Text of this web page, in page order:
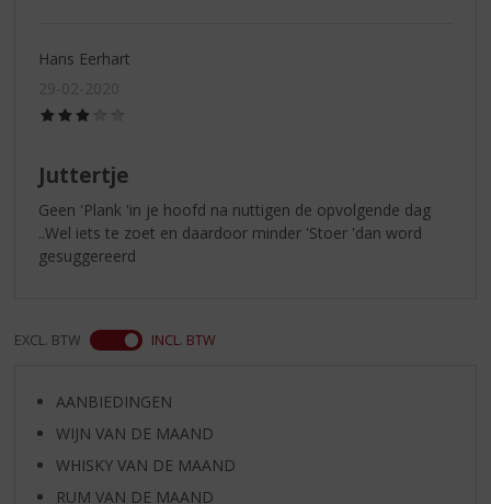
Hans Eerhart
29-02-2020
Juttertje
Geen 'Plank 'in je hoofd na nuttigen de opvolgende dag
..Wel iets te zoet en daardoor minder 'Stoer 'dan word
gesuggereerd
EXCL. BTW INCL. BTW
AANBIEDINGEN
WIJN VAN DE MAAND
WHISKY VAN DE MAAND
RUM VAN DE MAAND